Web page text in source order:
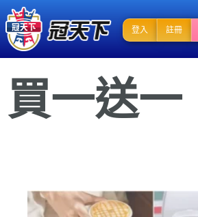
登入 註冊
買一送一